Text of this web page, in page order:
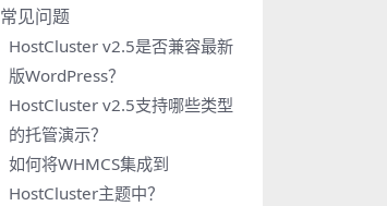
常见问题
HostCluster v2.5是否兼容最新
版WordPress？
HostCluster v2.5支持哪些类型
的托管演示？
如何将WHMCS集成到
HostCluster主题中？